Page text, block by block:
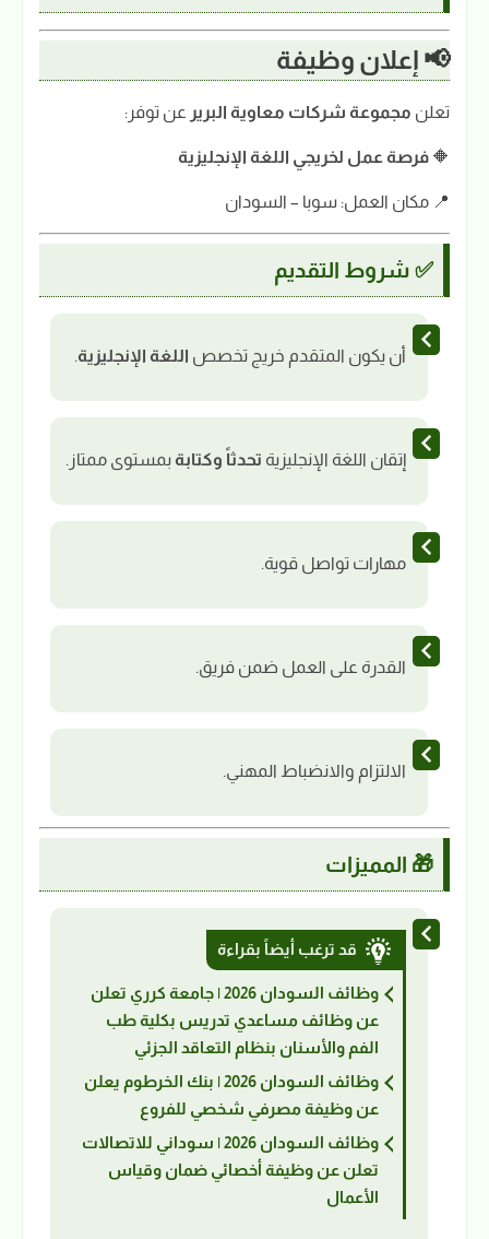
📢 إعلان وظيفة
تعلن مجموعة شركات معاوية البرير عن توفر:
🔶 فرصة عمل لخريجي اللغة الإنجليزية
📍 مكان العمل: سوبا – السودان
✅ شروط التقديم
أن يكون المتقدم خريج تخصص اللغة الإنجليزية.
إتقان اللغة الإنجليزية تحدثاً وكتابة بمستوى ممتاز.
مهارات تواصل قوية.
القدرة على العمل ضمن فريق.
الالتزام والانضباط المهني.
🎁 المميزات
قد ترغب أيضاً بقراءة
وظائف السودان 2026 | جامعة كرري تعلن
عن وظائف مساعدي تدريس بكلية طب
الفم والأسنان بنظام التعاقد الجزئي
وظائف السودان 2026 | بنك الخرطوم يعلن
عن وظيفة مصرفي شخصي للفروع
وظائف السودان 2026 | سوداني للاتصالات
تعلن عن وظيفة أخصائي ضمان وقياس
الأعمال